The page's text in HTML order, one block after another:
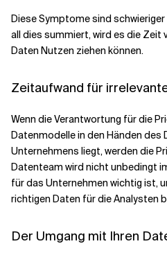
Diese Symptome sind
all dies summiert, wird es die Zeit
Daten Nutzen ziehen können.
Zeitaufwand für
Wenn die Verantwortung für die
Datenmodelle in den Händen
Unternehmens liegt, werden die
Datenteam wird nicht unbedingt
für das Unternehmen wichtig ist,
richtigen Daten für die Analysten
Der Umgang mit Ihren